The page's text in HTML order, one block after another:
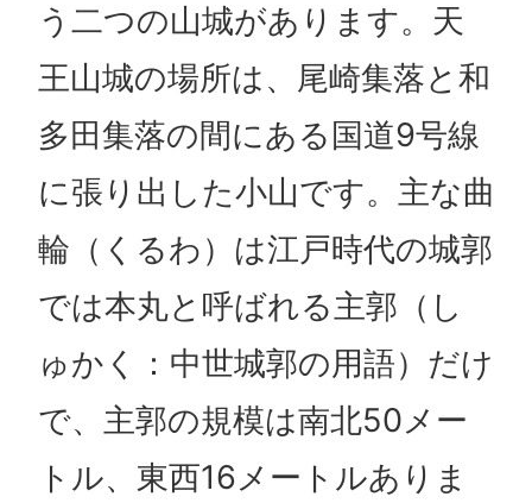
う二つの山城があります。天
王山城の場所は、尾崎集落と和
多田集落の間にある国道9号線
に張り出した小山です。主な曲
輪（くるわ）は江戸時代の城郭
では本丸と呼ばれる主郭（し
ゅかく：中世城郭の用語）だけ
で、主郭の規模は南北50メー
トル、東西16メートルありま